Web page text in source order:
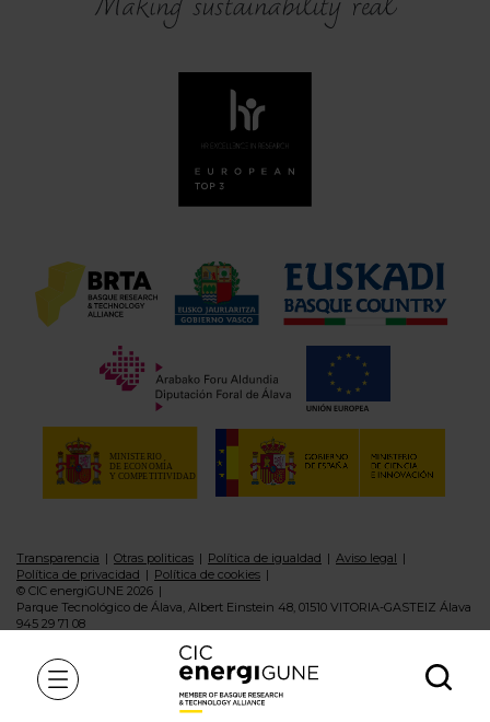
Transparencia Otras politicas Política de igualdad
Aviso legal
Política de privacidad
Política de cookies
© CIC energiGUNE 2026
Parque Tecnológico de Álava, Albert Einstein 48, 01510 VITORIA-GASTEIZ Álava
945 29 71 08